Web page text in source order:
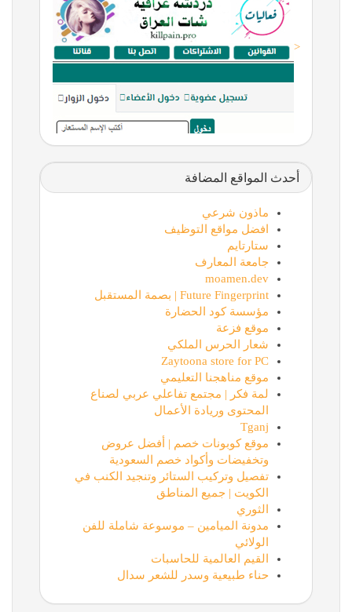
<
أحدث المواقع المضافة
ماذون شرعي
افضل مواقع التوظيف
ستارتايم
جامعة المعارف
moamen.dev
Future Fingerprint | بصمة المستقبل
مؤسسة كود الحضارة
موقع فزعة
شعار الحرس الملكي
Zaytoona store for PC
موقع مناهجنا التعليمي
لمة فكر | مجتمع تفاعلي عربي لصناع
المحتوى وريادة الأعمال
Tganj
موقع كوبونات خصم | أفضل عروض
وتخفيضات وأكواد خصم السعودية
تفصيل وتركيب الستائر وتنجيد الكنب في
الكويت | جميع المناطق
الثوري
مدونة الميامين – موسوعة شاملة للفن
الولائي
القيم العالمية للحاسبات
حناء طبيعية وسدر للشعر سدال